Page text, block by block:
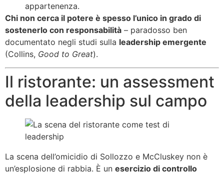
appartenenza.
Chi non cerca il potere è spesso l’unico in grado di
sostenerlo con responsabilità – paradosso ben
documentato negli studi sulla leadership emergente
(Collins, Good to Great).
Il ristorante: un assessment
della leadership sul campo
La scena dell’omicidio di Sollozzo e McCluskey non è
un’esplosione di rabbia. È un esercizio di controllo